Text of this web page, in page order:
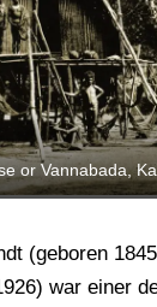
or Vannabada,
(geboren
war einer